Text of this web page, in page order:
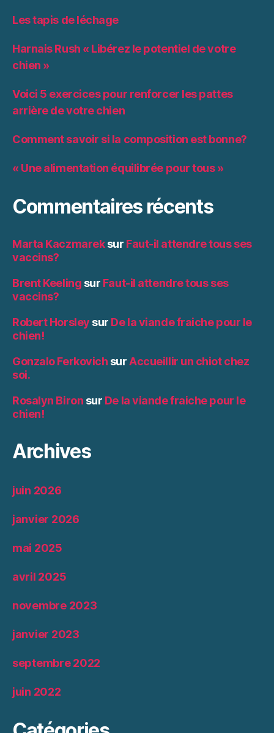
Les tapis de léchage
Harnais Rush « Libérez le potentiel de votre
chien »
Voici 5 exercices pour renforcer les pattes
arrière de votre chien
Comment savoir si la composition est bonne?
« Une alimentation équilibrée pour tous »
Commentaires récents
Marta Kaczmareksur Faut-il attendre tous ses
vaccins?
Brent Keeling sur Faut-il attendre tous ses
vaccins?
Robert Horsley sur De la viande fraiche pour le
chien!
Gonzalo Ferkovich surAccueillir un chiot chez
soi.
Rosalyn Biron sur De la viande fraiche pour le
chien!
Archives
juin 2026
janvier 2026
mai 2025
avril 2025
novembre 2023
janvier 2023
septembre 2022
juin 2022